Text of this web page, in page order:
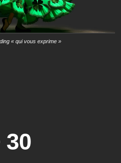
« qui vous exprime »
30